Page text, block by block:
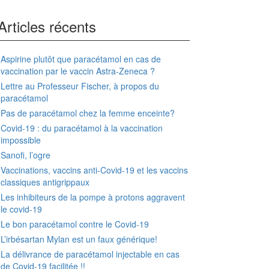
récents
Aspirine plutôt que paracétamol en cas de
vaccination par le vaccin Astra-Zeneca ?
Lettre au Professeur Fischer, à propos du
paracétamol
Pas de paracétamol chez la femme enceinte?
Covid-19 : du paracétamol à la vaccination
impossible
Sanofi, l’ogre
Vaccinations, vaccins anti-Covid-19 et les vaccins
classiques antigrippaux
Les inhibiteurs de la pompe à protons aggravent
le covid-19
Le bon paracétamol contre le Covid-19
L’irbésartan Mylan est un faux générique!
La délivrance de paracétamol injectable en cas
de Covid-19 facilitée !!